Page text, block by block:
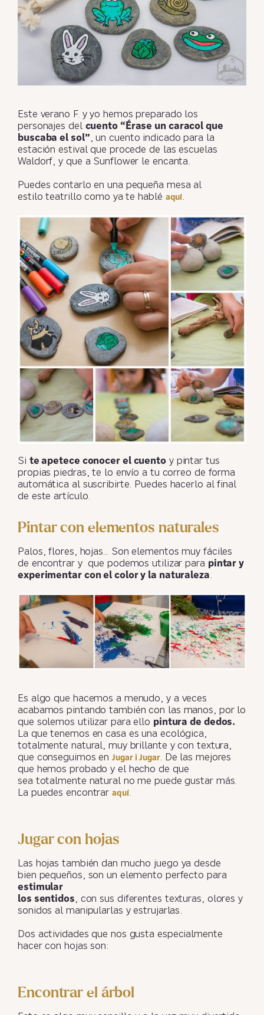
Este verano F. y yo hemos preparado los
personajes del cuento “Érase un caracol que
buscaba el sol”, un cuento indicado para la
estación estival que procede de las escuelas
Waldorf, y que a Sunflower le encanta.
Puedes contarlo en una pequeña mesa al
estilo teatrillo como ya te hablé aquí.
Si te apetece conocer el cuentoy pintar tus
propias piedras, te lo envío a tu correo de forma
automática al suscribirte. Puedes hacerlo al final
de este artículo.
Pintar con elementos naturales
Palos, flores, hojas… Son elementos muy fáciles
de encontrar y que podemos utilizar para pintar y
experimentar con el color y la naturaleza.
Es algo que hacemos a menudo, y a veces
acabamos pintando también con las manos, por lo
que solemos utilizar para ello pintura de dedos.
La que tenemos en casa es una ecológica,
totalmente natural, muy brillante y con textura,
que conseguimos enJugar i Jugar. De las mejores
que hemos probado y el hecho de que
sea totalmente natural no me puede gustar más.
La puedes encontrar aquí.
Jugar con hojas
Las hojas también dan mucho juego ya desde
bien pequeños, son un elemento perfecto para
estimular
los sentidos, con sus diferentes texturas, olores y
sonidos al manipularlas y estrujarlas.
Dos actividades que nos gusta especialmente
hacer con hojas son:
Encontrar el árbol